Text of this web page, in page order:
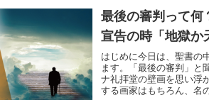
最後の審判って何
宣告の時「地獄か
はじめに今日は、聖書の
ます。「最後の審判」と
ナ礼拝堂の壁画を思い浮
する画家はもちろん、名